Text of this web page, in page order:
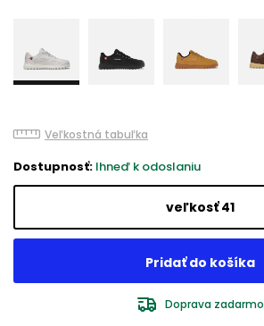
Veľkostná tabuľka
Dostupnosť: Ihneď k odoslaniu
veľkosť 41
Doprava zadarmo